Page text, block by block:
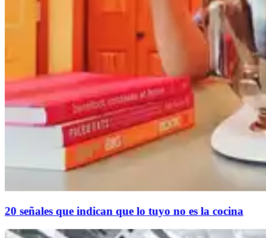
20 señales que indican que lo tuyo no es la cocina